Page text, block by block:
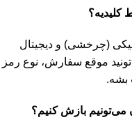
(چرخشی) و دیجیتال
موقع سفارش، نوع رمز
بشه.